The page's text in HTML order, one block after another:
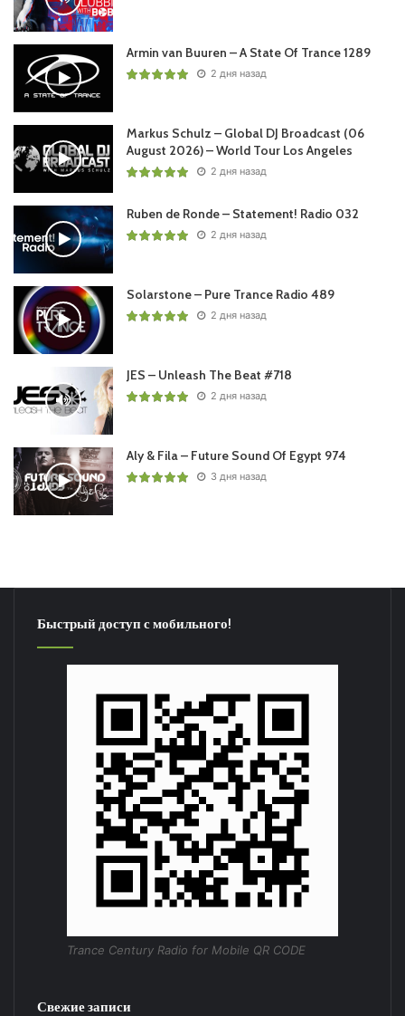
Armin van Buuren – A State Of Trance 1289
2 дня назад
Markus Schulz – Global DJ Broadcast (06
August 2026) – World Tour Los Angeles
2 дня назад
Ruben de Ronde – Statement! Radio 032
2 дня назад
Solarstone – Pure Trance Radio 489
2 дня назад
JES – Unleash The Beat #718
2 дня назад
Aly & Fila – Future Sound Of Egypt 974
3 дня назад
Быстрый доступ с мобильного!
Trance Century Radio for Mobile QR CODE
Свежие записи